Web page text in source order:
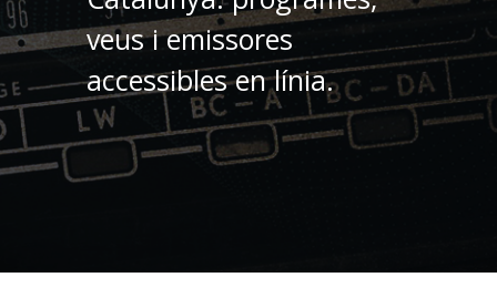
veus i emissores
accessibles en línia.